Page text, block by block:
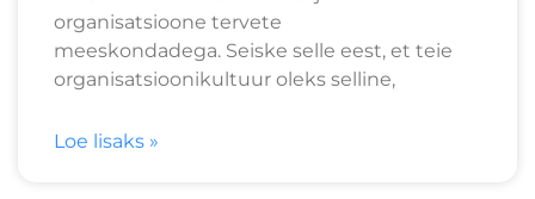
organisatsioone tervete
meeskondadega. Seiske selle eest, et teie
organisatsioonikultuur oleks selline,
Loe lisaks »